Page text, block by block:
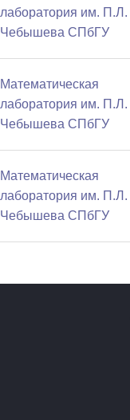
лаборатория им. П.Л.
Чебышева СПбГУ
Математичеcкая
лаборатория им. П.Л.
Чебышева СПбГУ
Математичеcкая
лаборатория им. П.Л.
Чебышева СПбГУ